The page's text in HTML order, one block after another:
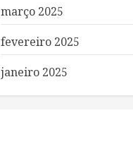
março 2025
fevereiro 2025
janeiro 2025